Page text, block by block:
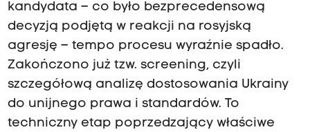
kandydata – co było bezprecedensową
decyzją podjętą w reakcji na rosyjską
agresję – tempo procesu wyraźnie spadło.
Zakończono już tzw. screening, czyli
szczegółową analizę dostosowania Ukrainy
do unijnego prawa i standardów. To
techniczny etap poprzedzający właściwe